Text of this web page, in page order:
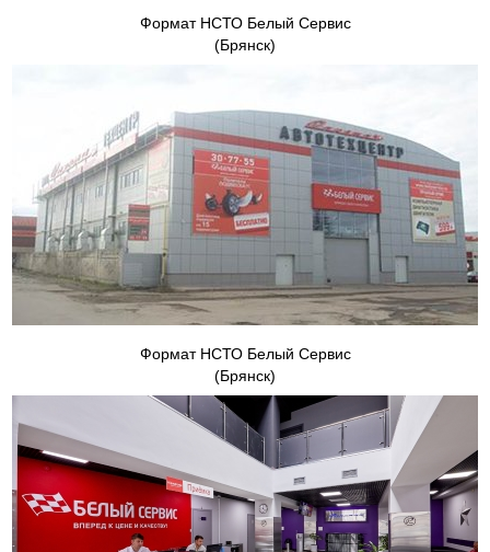
Формат НСТО Белый Сервис
(Брянск)
Формат НСТО Белый Сервис
(Брянск)